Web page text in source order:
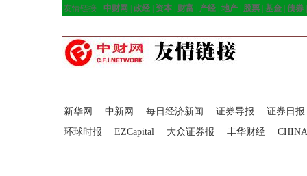
友情链接 · 中财网 政经 资本 财富 产经 地产 股票 基金 债券
新华网 中新网 每日经济新闻 证券导报
证券日报
环球时报
EZCapital 大众证券报 丰华财经